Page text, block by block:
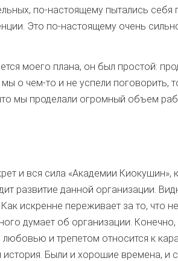
по-настоящему пытались
Это по-настоящему очень
моего плана, он был простой:
мы о чем-то и не успели поговорить,
мы проделали огромный объем
и вся сила «Академии
развитие данной организации.
Как искренне переживает за то, что
думает об организации.
любовью и трепетом относится к
Были и хорошие времена, и